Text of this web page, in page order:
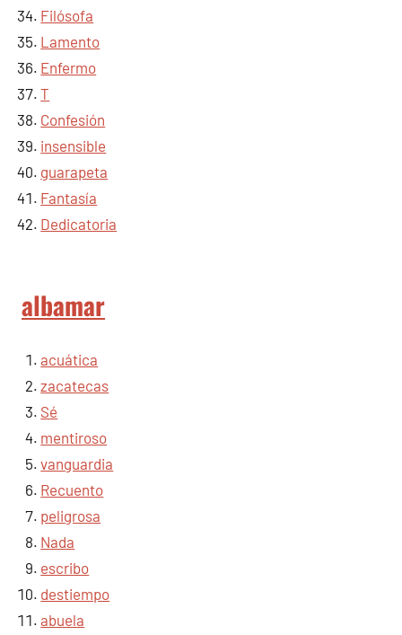
Filósofa
Lamento
Enfermo
T
Confesión
insensible
guarapeta
Fantasía
Dedicatoria
albamar
acuática
zacatecas
Sé
mentiroso
vanguardia
Recuento
peligrosa
Nada
escribo
destiempo
abuela